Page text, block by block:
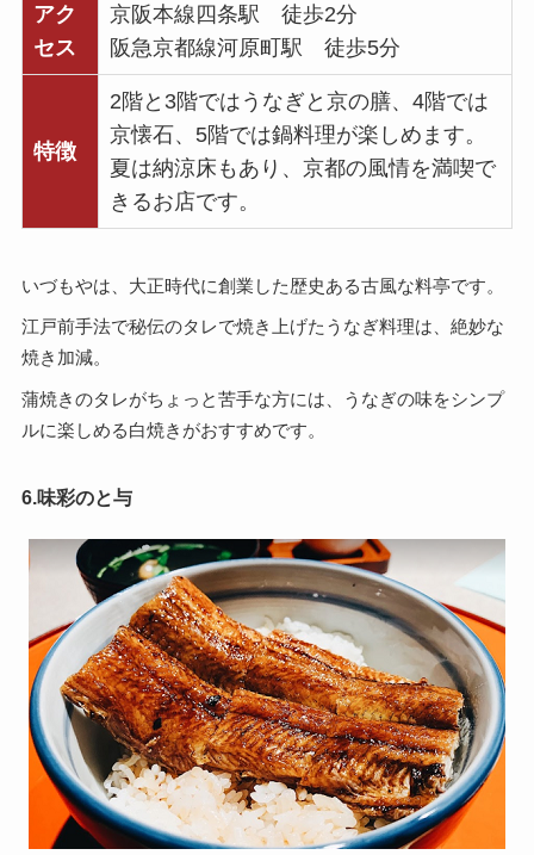
アク
セス
京阪本線四条駅 徒歩2分
阪急京都線河原町駅 徒歩5分
特徴
2階と3階ではうなぎと京の膳、4階では
京懐石、5階では鍋料理が楽しめます。
夏は納涼床もあり、京都の風情を満喫で
きるお店です。
いづもやは、大正時代に創業した歴史ある古風な料亭です。
江戸前手法で秘伝のタレで焼き上げたうなぎ料理は、絶妙な
焼き加減。
蒲焼きのタレがちょっと苦手な方には、うなぎの味をシンプ
ルに楽しめる白焼きがおすすめです。
6.味彩のと与